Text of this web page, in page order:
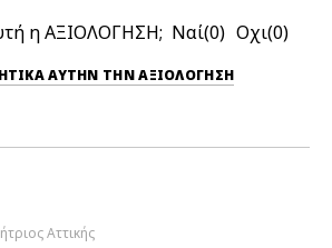
η ΑΞΙΟΛΟΓΗΣΗ; 0 0
ΕΠΙΣΗΜΆΝΕΤΕ ΑΡΝΗΤΙΚΆ ΑΥΤΉΝ ΤΗΝ ΑΞΙΟΛΟΓΗΣΗ
Αττικής